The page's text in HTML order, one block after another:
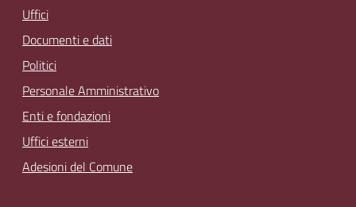
Uffici
Documenti e dati
Politici
Personale Amministrativo
Enti e fondazioni
Uffici esterni
Adesioni del Comune